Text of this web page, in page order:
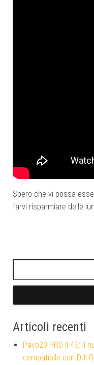
Spero che vi possa
farvi risparmiare delle
Articoli recenti
Pavo20 PRO II 4S: il
compatibile con DJI